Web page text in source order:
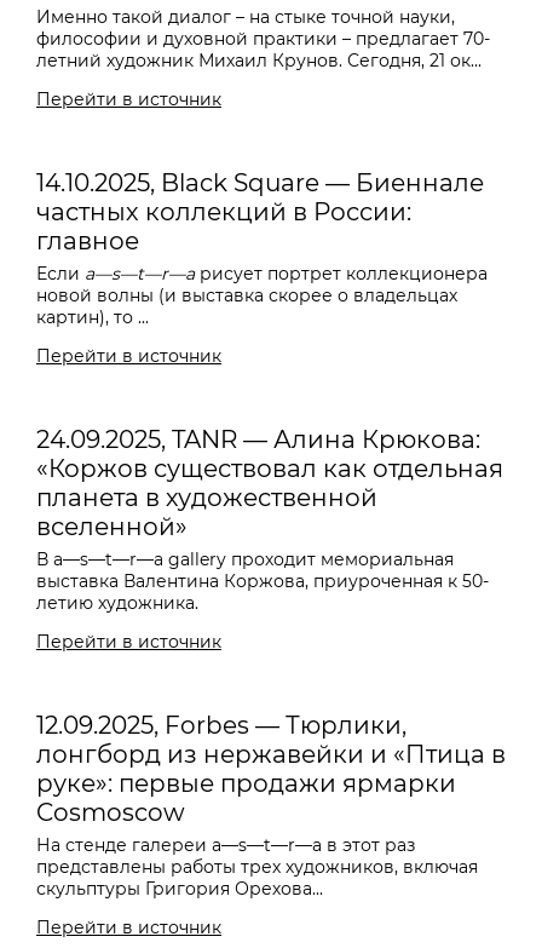
Именно такой диалог – на стыке точной науки,
философии и духовной практики – предлагает 70-
летний художник Михаил Крунов. Сегодня, 21 ок...
Перейти в источник
14.10.2025, Black Square — Биеннале
частных коллекций в России:
главное
Если a—s—t—r—aрисует портрет коллекционера
новой волны (и выставка скорее о владельцах
картин), то ...
Перейти в источник
24.09.2025, TANR — Алина Крюкова:
«Коржов существовал как отдельная
планета в художественной
вселенной»
В a—s—t—r—a gallery проходит мемориальная
выставка Валентина Коржова, приуроченная к 50-
летию художника.
Перейти в источник
12.09.2025, Forbes — Тюрлики,
лонгборд из нержавейки и «Птица в
руке»: первые продажи ярмарки
Cosmoscow
На стенде галереи a—s—t—r—a в этот раз
представлены работы трех художников, включая
скульптуры Григория Орехова...
Перейти в источник